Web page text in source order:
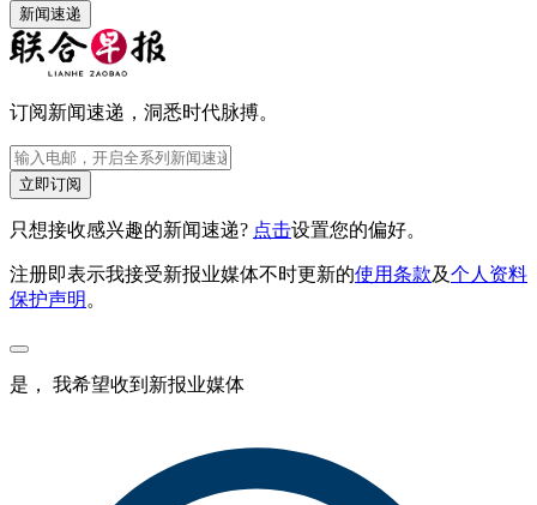
新闻速递
订阅新闻速递，洞悉时代脉搏。
立即订阅
只想接收感兴趣的新闻速递? 点击设置您的偏好。
注册即表示我接受新报业媒体不时更新的使用条款及个人资料
保护声明 。
是， 我希望收到新报业媒体